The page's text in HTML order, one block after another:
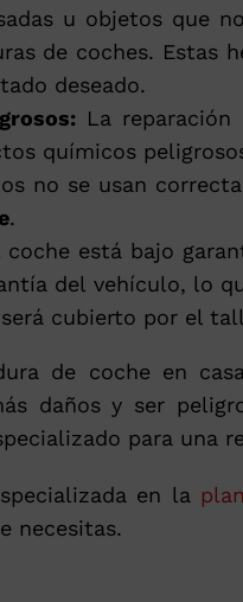
u objetos que
de coches. Estas
deseado.
La
químicos
no se usan
.
coche está bajo
del vehículo, lo
cubierto por el
de coche en
daños y ser
para una
en la
necesitas.